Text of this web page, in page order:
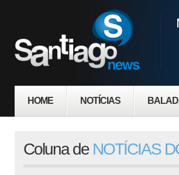
HOME NOTÍCIAS
Coluna de NOTÍCIAS